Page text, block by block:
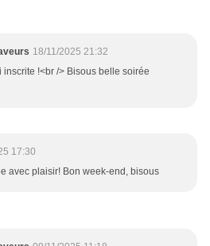
18/11/2025 21:32
inscrite !<br /> Bisous belle soirée
17:30
avec plaisir! Bon week-end, bisous